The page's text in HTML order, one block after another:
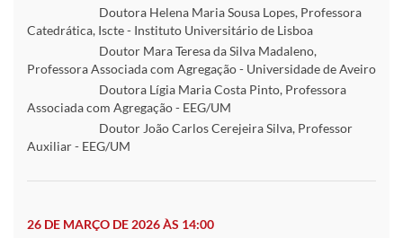
Doutora Helena Maria Sousa Lopes, Professora
Catedrática, Iscte - Instituto Universitário de Lisboa
Doutor Mara Teresa da Silva Madaleno,
Professora Associada com Agregação - Universidade de Aveiro
Doutora Lígia Maria Costa Pinto, Professora
Associada com Agregação - EEG/UM
Doutor João Carlos Cerejeira Silva, Professor
Auxiliar - EEG/UM
26 DE MARÇO DE 2026 ÀS 14:00